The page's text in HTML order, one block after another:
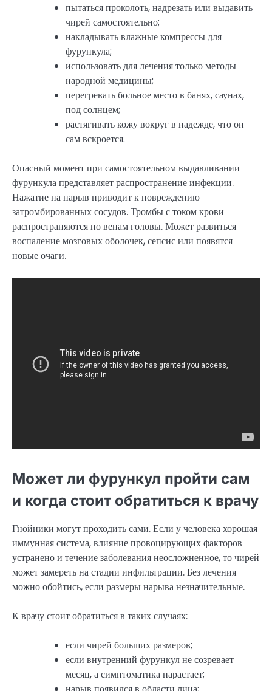
пытаться проколоть, надрезать или выдавить
чирей самостоятельно;
накладывать влажные компрессы для
фурункула;
использовать для лечения только методы
народной медицины;
перегревать больное место в банях, саунах,
под солнцем;
растягивать кожу вокруг в надежде, что он
сам вскроется.
Опасный момент при самостоятельном выдавливании
фурункула представляет распространение инфекции.
Нажатие на нарыв приводит к повреждению
затромбированных сосудов. Тромбы с током крови
распространяются по венам головы. Может развиться
воспаление мозговых оболочек, сепсис или появятся
новые очаги.
Может ли фурункул пройти сам
и когда стоит обратиться к врачу
Гнойники могут проходить сами. Если у человека хорошая
иммунная система, влияние провоцирующих факторов
устранено и течение заболевания неосложненное, то чирей
может замереть на стадии инфильтрации. Без лечения
можно обойтись, если размеры нарыва незначительные.
К врачу стоит обратиться в таких случаях:
если чирей больших размеров;
если внутренний фурункул не созревает
месяц, а симптоматика нарастает;